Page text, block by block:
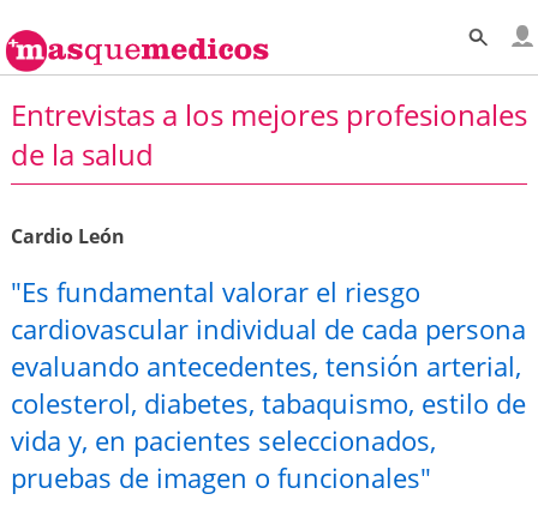
Entrevistas a los mejores profesionales
de la salud
Cardio León
"Es fundamental valorar el riesgo
cardiovascular individual de cada persona
evaluando antecedentes, tensión arterial,
colesterol, diabetes, tabaquismo, estilo de
vida y, en pacientes seleccionados,
pruebas de imagen o funcionales"